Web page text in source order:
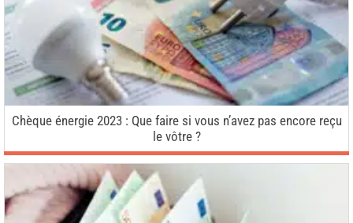
Chèque énergie 2023 : Que faire si vous n’avez pas encore reçu
le vôtre ?